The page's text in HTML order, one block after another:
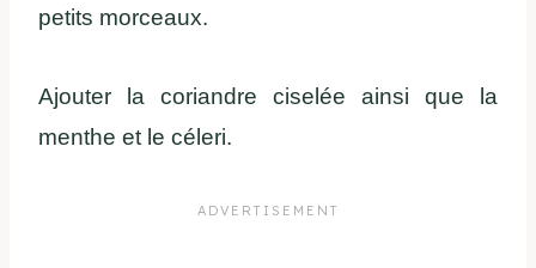
petits morceaux.
Ajouter la coriandre ciselée ainsi que la
menthe et le céleri.